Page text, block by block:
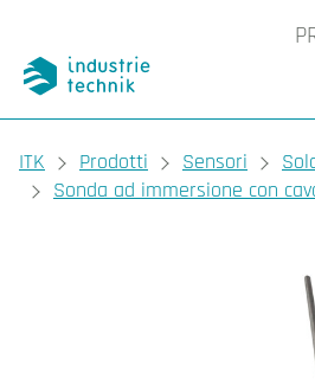
You are here:
ITK Prodotti Sensori
Sonda ad immersione con